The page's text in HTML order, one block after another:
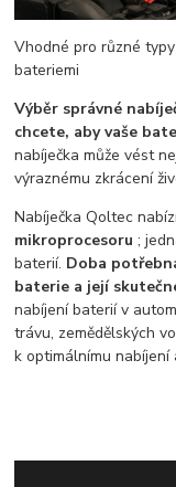
Vhodné pro různé
bateriemi
Výběr správné
chcete, aby vaše
nabíječka může vést
výraznému zkrácení
Nabíječka Qoltec
mikroprocesoru ;
baterií. Doba
baterie a její
nabíjení baterií v
trávu, zemědělských
k optimálnímu